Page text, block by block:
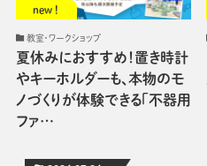
new !
夏休みにおすすめ！置き時計
やキーホルダーも、本物のモ
ノづくりが体験できる「不器用
ファ…
教室・ワークショップ